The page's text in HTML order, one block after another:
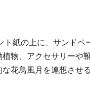
紙の上に、サンド
物、アクセサリー
花鳥風月を連想させ